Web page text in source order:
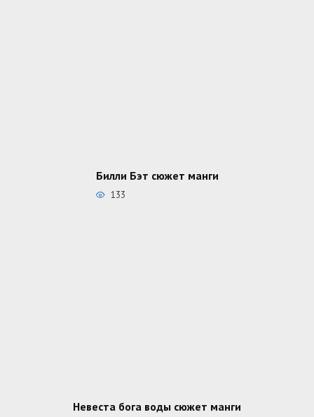
Билли Бэт сюжет манги
133
Невеста бога воды сюжет манги